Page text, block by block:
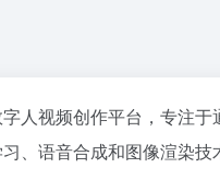
人视频创作平台，专注
、语音合成和图像渲染技